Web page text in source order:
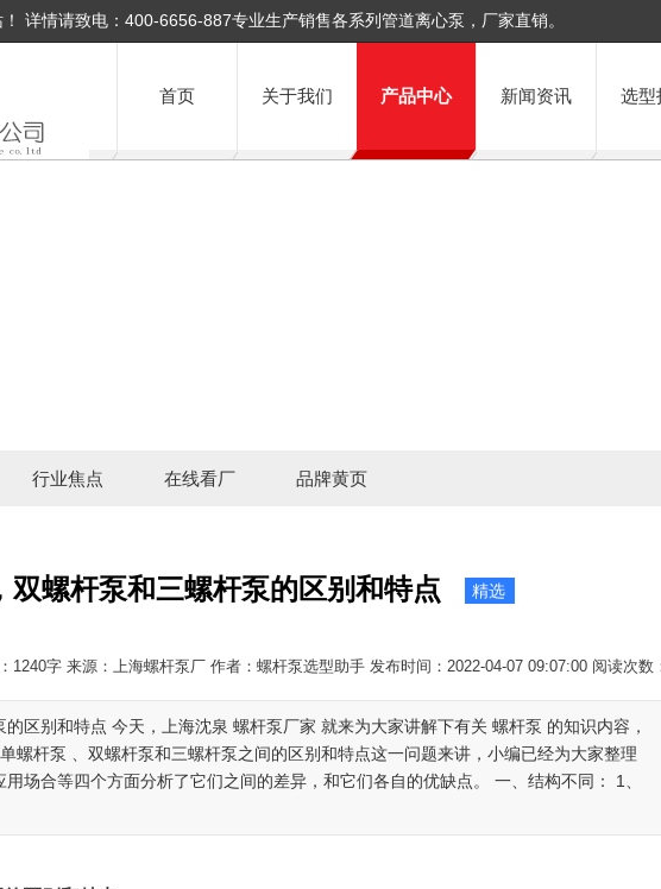
详情请致电： 400-6656-887专业生产销售各系列管道离心泵，厂家直销。
首页 关于我们 产品中心 新闻资讯 选型
行业焦点 在线看厂 品牌黄页
双螺杆泵和三螺杆泵的区别和特点 精选
1240字 来源：上海螺杆泵厂 作者：螺杆泵选型助手 发布时间：2022-04-07 09:07:00 阅读次数
区别和特点 今天，上海沈泉 螺杆泵厂家 就来为大家讲解下有关 螺杆泵 的知识内容，
螺杆泵 、双螺杆泵和三螺杆泵之间的区别和特点这一问题来讲，小编已经为大家整理
场合等四个方面分析了它们之间的差异，和它们各自的优缺点。 一、结构不同： 1、